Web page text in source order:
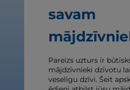
savam
Pareizs uzturs ir
mājdzīvnieki dzīvotu
veselīgu dzīvi. Šeit